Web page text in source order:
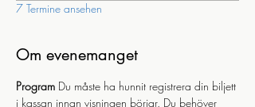
7 Termine ansehen
Om evenemanget
Program Du måste ha hunnit registrera din biljett
i kassan innan visningen börjar. Du behöver